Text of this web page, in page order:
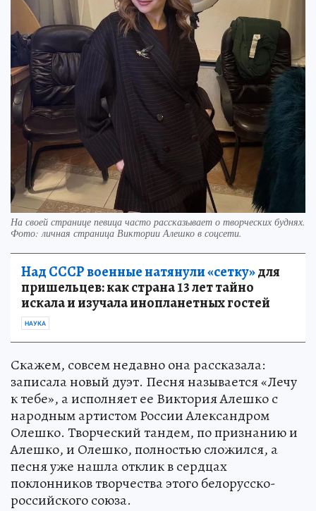
На своей странице певица часто рассказывает о творческих буднях.
Фото: личная страница Виктории Алешко в соцсети.
Над СССР военные натянули «сетку»для
пришельцев: как страна 13 лет тайно
искала и изучала инопланетных гостей
НАУКА
Скажем, совсем недавно она рассказала:
записала новый дуэт. Песня называется «Лечу
к тебе», а исполняет ее Виктория Алешко с
народным артистом России Александром
Олешко. Творческий тандем, по признанию и
Алешко, и Олешко, полностью сложился, а
песня уже нашла отклик в сердцах
поклонников творчества этого белорусско-
российского союза.